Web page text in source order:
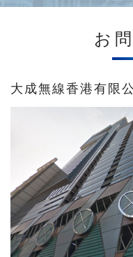
お
大成無線香港有限